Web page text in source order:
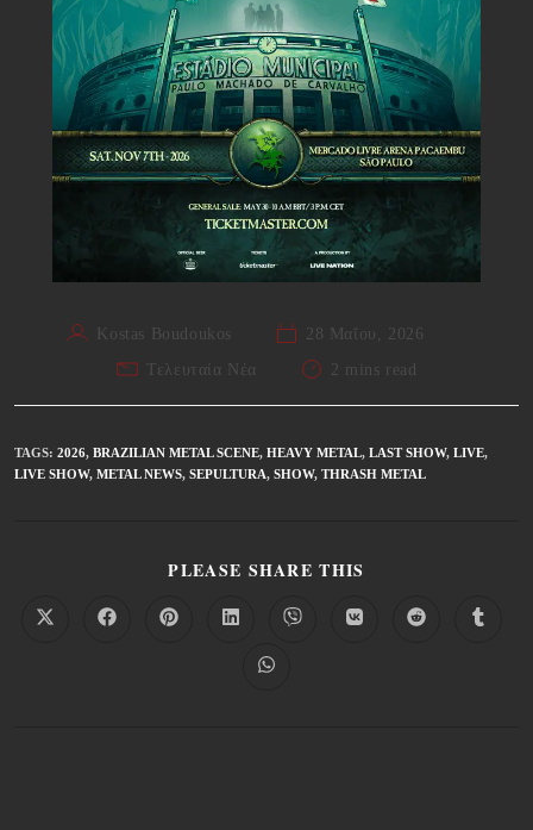
Kostas Boudoukos
28 Μαΐου, 2026
Τελευταία Νέα
2 mins read
TAGS: 2026, BRAZILIAN METAL SCENE, HEAVY METAL, LAST SHOW, LIVE,
LIVE SHOW, METAL NEWS, SEPULTURA, SHOW, THRASH METAL
PLEASE SHARE THIS